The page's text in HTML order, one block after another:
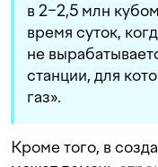
в 2−2,5 млн
время суток,
не
станции, для
газ».
Кроме того, в